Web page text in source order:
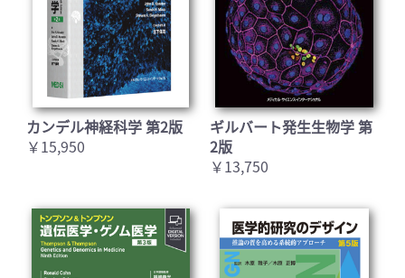
カンデル神経科学 第2版
￥15,950
ギルバート発生生物学 第
2版
￥13,750